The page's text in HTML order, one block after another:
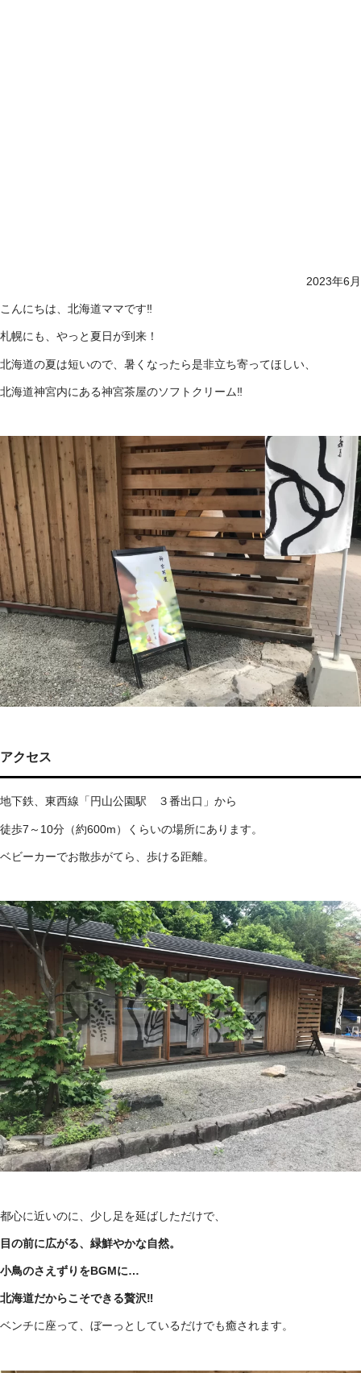
2023年6月
こんにちは、北海道ママです‼
札幌にも、やっと夏日が到来！
北海道の夏は短いので、暑くなったら是非立ち寄ってほしい、
北海道神宮内にある神宮茶屋のソフトクリーム‼
アクセス
地下鉄、東西線「円山公園駅 ３番出口」から
徒歩7～10分（約600m）くらいの場所にあります。
ベビーカーでお散歩がてら、歩ける距離。
都心に近いのに、少し足を延ばしただけで、
目の前に広がる、緑鮮やかな自然。
小鳥のさえずりをBGMに…
北海道だからこそできる贅沢‼
ベンチに座って、ぼーっとしているだけでも癒されます。